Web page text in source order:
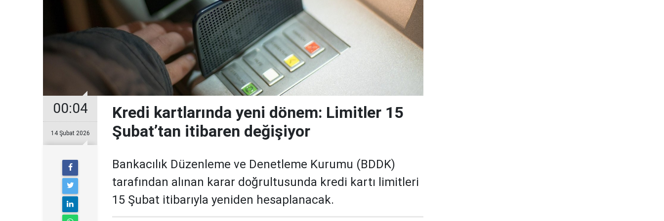
00:04
14 Şubat 2026
Kredi kartlarında yeni dönem: Limitler 15
Şubat’tan itibaren değişiyor
Bankacılık Düzenleme ve Denetleme Kurumu (BDDK)
tarafından alınan karar doğrultusunda kredi kartı limitleri
15 Şubat itibarıyla yeniden hesaplanacak.